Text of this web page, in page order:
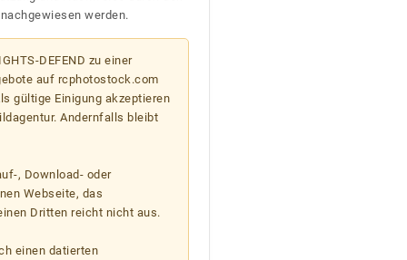
werden.
DEFEND zu einer
auf rcphotostock.com
gültige Einigung akzeptieren
Andernfalls bleibt
, Download- oder
Webseite, das
Dritten reicht nicht aus.
einen datierten